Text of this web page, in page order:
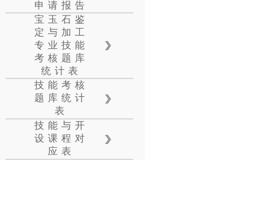
申请报告
宝玉石鉴
定与加工
专业技能
考核题库
统计表
技能考核
题库统计
表
技能与开
设课程对
应表